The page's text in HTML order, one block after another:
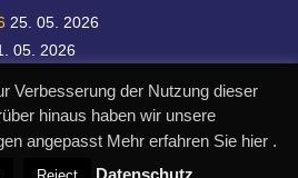
25. 05. 2026
05. 2026
28. 04. 2026
Verbesserung der Nutzung dieser
hinaus haben wir unsere
angepasst Mehr erfahren Sie hier .
Datenschutz